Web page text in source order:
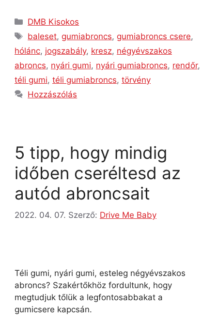
DMB Kisokos
baleset, gumiabroncs, gumiabroncs csere,
hólánc, jogszabály, kresz, négyévszakos
abroncs, nyári gumi, nyári gumiabroncs, rendőr,
téli gumi, téli gumiabroncs, törvény
Hozzászólás
5 tipp, hogy mindig
időben cseréltesd az
autód abroncsait
2022. 04. 07. Szerző: Drive Me Baby
Téli gumi, nyári gumi, esteleg négyévszakos
abroncs? Szakértőkhöz fordultunk, hogy
megtudjuk tőlük a legfontosabbakat a
gumicsere kapcsán.